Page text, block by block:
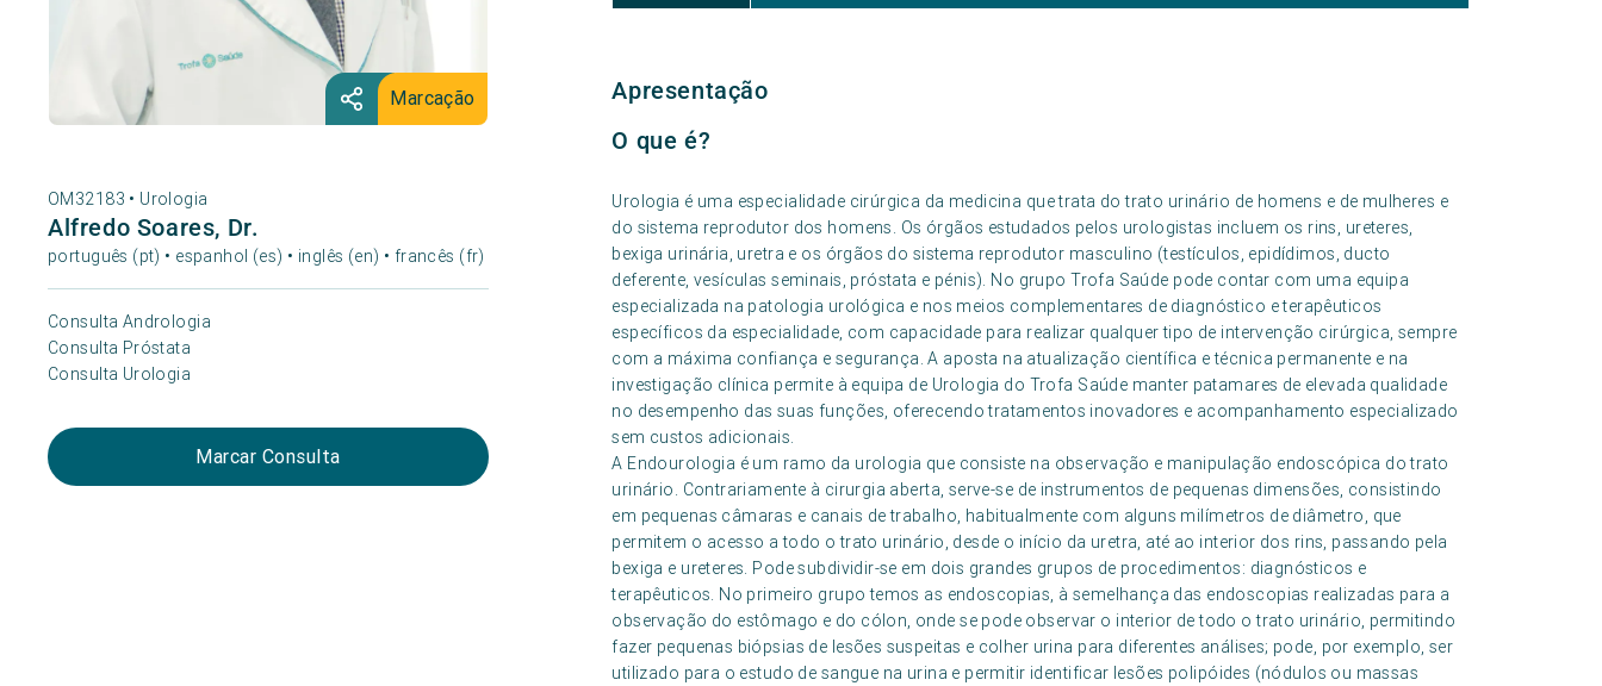
Marcação
OM32183 • Urologia
Alfredo Soares, Dr.
português (pt) • espanhol (es) • inglês (en) • francês (fr)
Consulta Andrologia
Consulta Próstata
Consulta Urologia
Marcar Consulta
Apresentação
O que é?
Urologia é uma especialidade cirúrgica da medicina que trata do trato urinário de homens e de mulheres e
do sistema reprodutor dos homens. Os órgãos estudados pelos urologistas incluem os rins, ureteres,
bexiga urinária, uretra e os órgãos do sistema reprodutor masculino (testículos, epidídimos, ducto
deferente, vesículas seminais, próstata e pénis). No grupo Trofa Saúde pode contar com uma equipa
especializada na patologia urológica e nos meios complementares de diagnóstico e terapêuticos
específicos da especialidade, com capacidade para realizar qualquer tipo de intervenção cirúrgica, sempre
com a máxima confiança e segurança. A aposta na atualização científica e técnica permanente e na
investigação clínica permite à equipa de Urologia do Trofa Saúde manter patamares de elevada qualidade
no desempenho das suas funções, oferecendo tratamentos inovadores e acompanhamento especializado
sem custos adicionais.
A Endourologia é um ramo da urologia que consiste na observação e manipulação endoscópica do trato
urinário. Contrariamente à cirurgia aberta, serve-se de instrumentos de pequenas dimensões, consistindo
em pequenas câmaras e canais de trabalho, habitualmente com alguns milímetros de diâmetro, que
permitem o acesso a todo o trato urinário, desde o início da uretra, até ao interior dos rins, passando pela
bexiga e ureteres. Pode subdividir-se em dois grandes grupos de procedimentos: diagnósticos e
terapêuticos. No primeiro grupo temos as endoscopias, à semelhança das endoscopias realizadas para a
observação do estômago e do cólon, onde se pode observar o interior de todo o trato urinário, permitindo
fazer pequenas biópsias de lesões suspeitas e colher urina para diferentes análises; pode, por exemplo, ser
utilizado para o estudo de sangue na urina e permitir identificar lesões polipóides (nódulos ou massas